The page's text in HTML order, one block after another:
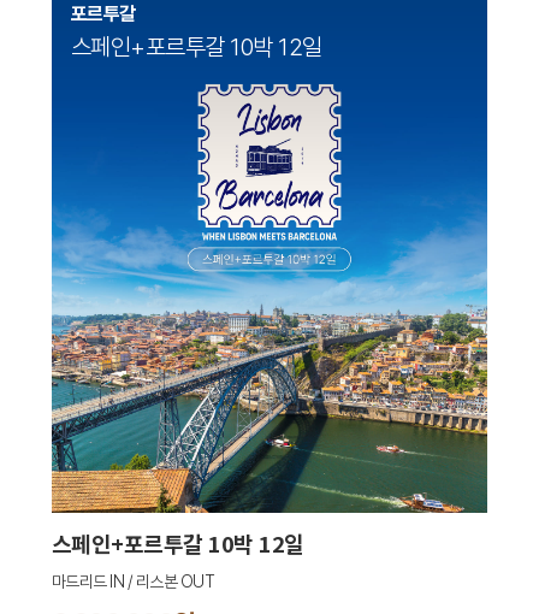
포르투갈
스페인+포르투갈 10박 12일
스페인+포르투갈 10박 12일
마드리드 IN / 리스본 OUT